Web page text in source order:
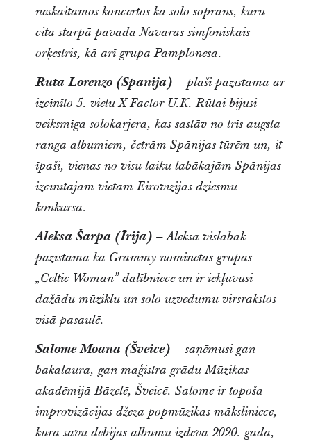
neskaitāmos koncertos kā solo soprāns, kuru
cita starpā pavada Navaras simfoniskais
orķestris, kā arī grupa Pamplonesa.
Rūta Lorenzo (Spānija)– plaši pazīstama ar
izcīnīto 5. vietu X Factor U.K. Rūtai bijusi
veiksmīga solokarjera, kas sastāv no trīs augsta
ranga albumiem, četrām Spānijas tūrēm un, it
īpaši, vienas no visu laiku labākajām Spānijas
izcīnītajām vietām Eirovīzijas dziesmu
konkursā.
Aleksa Šārpa (Īrija)– Aleksa vislabāk
pazīstama kā Grammy nominētās grupas
„Celtic Woman” dalībniece un ir iekļuvusi
dažādu mūziklu un solo uzvedumu virsrakstos
visā pasaulē.
Salome Moana (Šveice)– saņēmusi gan
bakalaura, gan maģistra grādu Mūzikas
akadēmijā Bāzelē, Šveicē. Salome ir topoša
improvizācijas džeza popmūzikas māksliniece,
kura savu debijas albumu izdeva 2020. gadā,